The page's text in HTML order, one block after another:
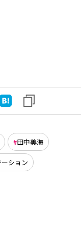
田中美海
ション